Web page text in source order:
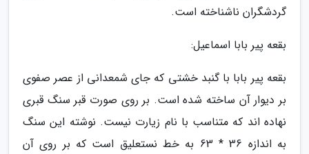
گردشگران ناشناخته است.
بقعه پیر بابا اسماعیل:
بقعه پیر بابا با گنبد خشتی که جای شمعدانی از عصر صفوی
بر دیوار آن ساخته شده است. بر روی صورت قبر سنگ قبری
نهاده اند که متناسب با نام زیارت نیست. نوشته این سنگ
به اندازه 36 * 63 به خط نستعلیق است که بر روی آن